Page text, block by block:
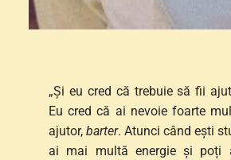
„Și eu cred că trebuie să fii
Eu cred că ai nevoie foarte
ajutor, barter. Atunci când ești
ai mai multă energie și poți